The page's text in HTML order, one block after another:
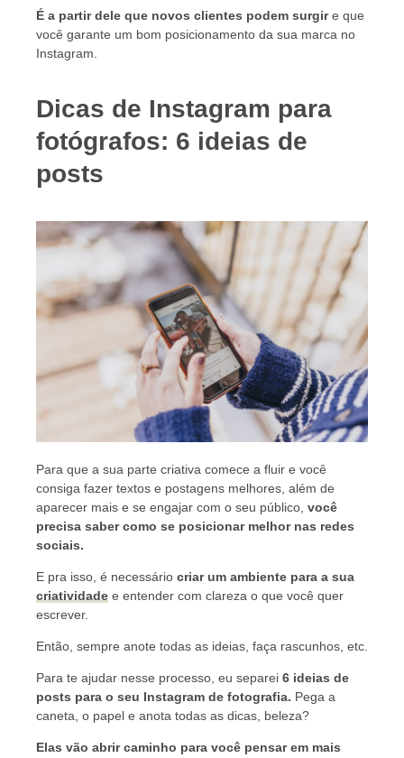
É a partir dele que novos clientes podem surgire que
você garante um bom posicionamento da sua marca no
Instagram.
Dicas de Instagram para
fotógrafos: 6 ideias de
posts
Para que a sua parte criativa comece a fluir e você
consiga fazer textos e postagens melhores, além de
aparecer mais e se engajar com o seu público, você
precisa saber como se posicionar melhor nas redes
sociais.
E pra isso, é necessário criar um ambiente para a sua
criatividade e entender com clareza o que você quer
escrever.
Então, sempre anote todas as ideias, faça rascunhos, etc.
Para te ajudar nesse processo, eu separei 6 ideias de
posts para o seu Instagram de fotografia. Pega a
caneta, o papel e anota todas as dicas, beleza?
Elas vão abrir caminho para você pensar em mais